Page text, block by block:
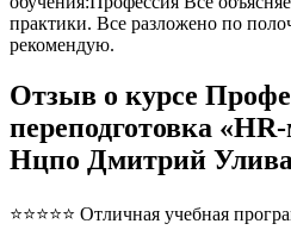
практики. Все разложено по
рекомендую.
Отзыв о курсе
переподготовка
Нцпо Дмитрий
⭐⭐⭐⭐⭐ Отличная учебная